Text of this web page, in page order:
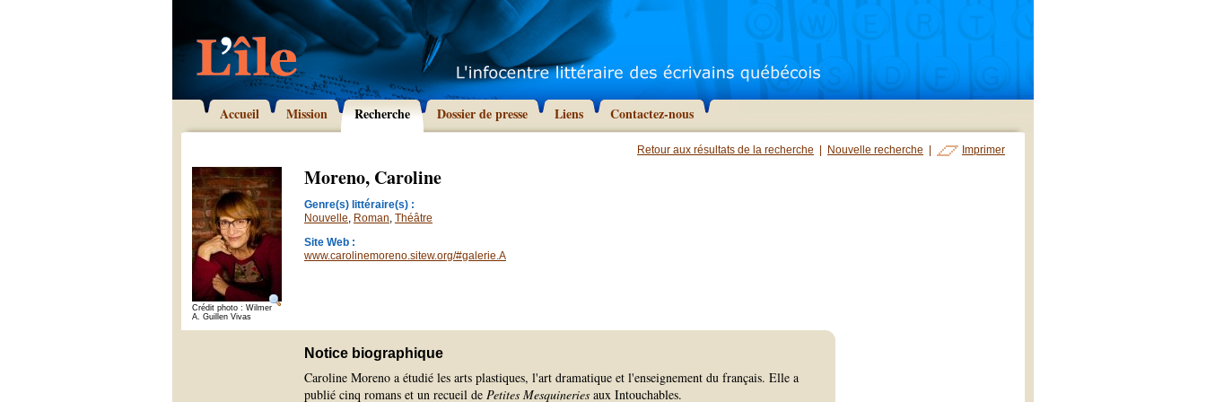
Accueil Mission Recherche Dossier de presse Liens Contactez-nous
Retour aux résultats de la recherche Nouvelle recherche Imprimer
Crédit photo : Wilmer
A. Guillen Vivas
Moreno, Caroline
Genre(s) littéraire(s) :
Nouvelle, Roman, Théâtre
Site Web :
www.carolinemoreno.sitew.org/#galerie.A
Notice biographique
Caroline Moreno a étudié les arts plastiques, l'art dramatique et l'enseignement du français. Elle a
publié cinq romans et un recueil de Petites Mesquineries aux Intouchables.